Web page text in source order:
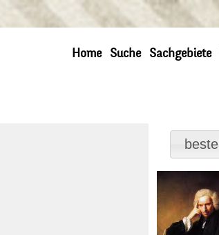
Home Suche Sachgebiete